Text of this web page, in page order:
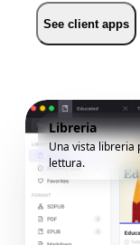
See client apps
Libreria
Una vista libreria
lettura.